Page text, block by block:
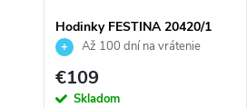
Hodinky FESTINA 20420/1
Až 100 dní na vrátenie
tovaru. Autorizovaný predajca.
€109
Skladom